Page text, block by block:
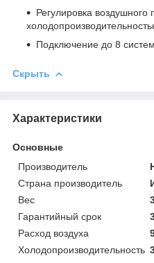
Регулировка воздушного
Подключение до 8
Скрыть
Характеристики
Основные
Производитель
Страна производитель
Вес
Гарантийный срок
Расход воздуха
Холодопроизводительность